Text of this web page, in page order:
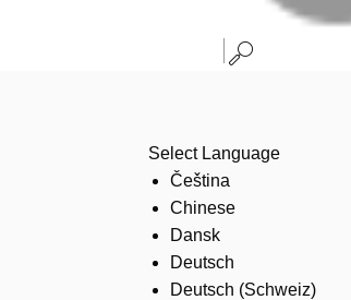
Select Language
Čeština
Chinese
Dansk
Deutsch
Deutsch (Schweiz)